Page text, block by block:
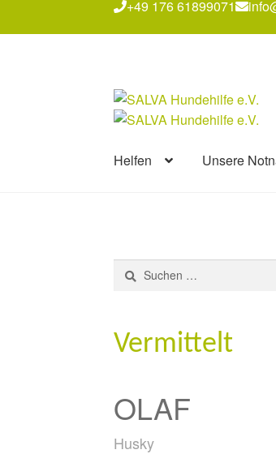
+49 176 61899071
Zur
Navigation
Zum
Inhalt
Helfen
Unsere
Suchen
nach:
Vermittelt
OLAF
Husky